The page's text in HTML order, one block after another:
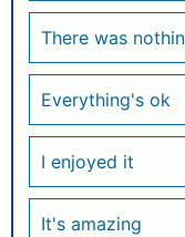
There was
Everything's ok
I enjoyed it
It's amazing